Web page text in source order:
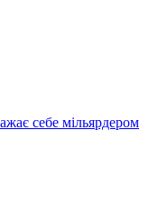
себе мільярдером